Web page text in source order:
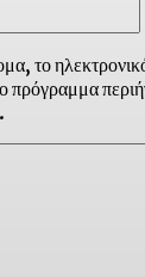
το
πρόγραμμα